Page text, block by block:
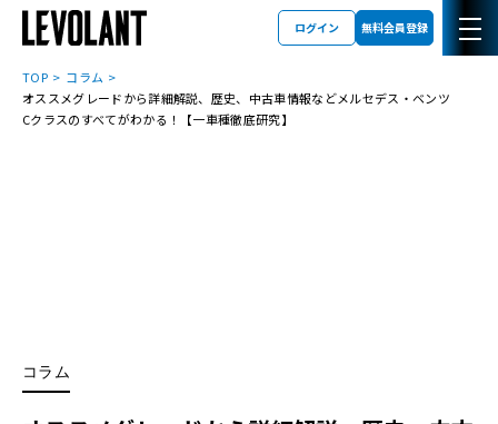
ログイン 無料会員登録
TOP
コラム
オススメグレードから詳細解説、歴史、中古車情報などメルセデス・ベンツ
Cクラスのすべてがわかる！【一車種徹底研究】
コラム